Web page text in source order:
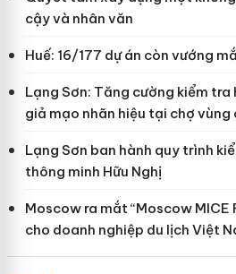
cậy và nhân văn
Huế: 16/177 dự án còn vướng
Lạng Sơn: Tăng cường kiểm tra
giả mạo nhãn hiệu tại chợ vùng
Lạng Sơn ban hành quy trình
thông minh Hữu Nghị
Moscow ra mắt “Moscow MICE
cho doanh nghiệp du lịch Việt